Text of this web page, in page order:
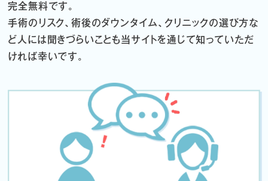
完全無料です。
手術のリスク、術後のダウンタイム、クリニックの選び方な
ど 人には聞きづらいことも当サイトを通じて知っていただ
ければ幸いです。